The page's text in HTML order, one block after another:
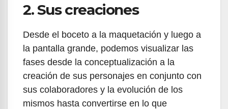
2. Sus creaciones
Desde el boceto a la maquetación y luego a
la pantalla grande, podemos visualizar las
fases desde la conceptualización a la
creación de sus personajes en conjunto con
sus colaboradores y la evolución de los
mismos hasta convertirse en lo que